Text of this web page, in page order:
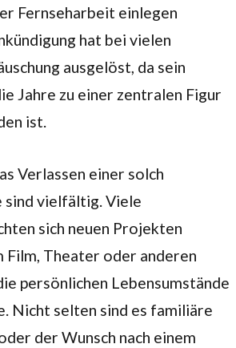
Fernseharbeit einlegen
hat bei vielen
ausgelöst, da sein
Jahre zu einer zentralen Figur
ist.
Verlassen einer solch
vielfältig. Viele
sich neuen Projekten
Film, Theater oder anderen
persönlichen Lebensumstände
Nicht selten sind es familiäre
der Wunsch nach einem